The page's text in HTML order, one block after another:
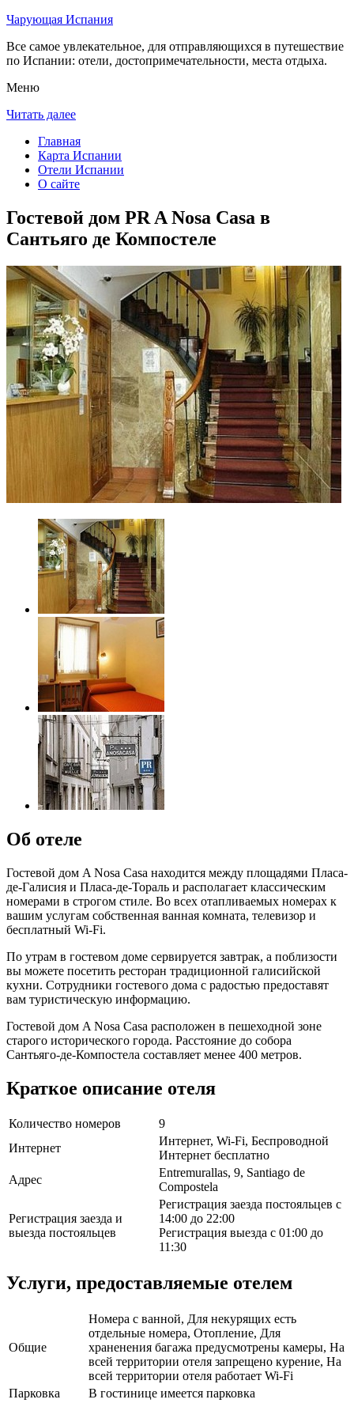
Чарующая Испания
Все самое увлекательное, для отправляющихся в путешествие
по Испании: отели, достопримечательности, места отдыха.
Меню
Читать далее
Главная
Карта Испании
Отели Испании
О сайте
Гостевой дом PR A Nosa Casa в
Сантьяго де Компостеле
Об отеле
Гостевой дом A Nosa Casa находится между площадями Пласа-
де-Галисия и Пласа-де-Тораль и располагает классическим
номерами в строгом стиле. Во всех отапливаемых номерах к
вашим услугам собственная ванная комната, телевизор и
бесплатный Wi-Fi.
По утрам в гостевом доме сервируется завтрак, а поблизости
вы можете посетить ресторан традиционной галисийской
кухни. Сотрудники гостевого дома с радостью предоставят
вам туристическую информацию.
Гостевой дом A Nosa Casa расположен в пешеходной зоне
старого исторического города. Расстояние до собора
Сантьяго-де-Компостела составляет менее 400 метров.
Краткое описание отеля
Количество номеров
9
Интернет
Интернет, Wi-Fi, Беспроводной
Интернет бесплатно
Адрес
Entremurallas, 9, Santiago de
Compostela
Регистрация заезда и
выезда постояльцев
Регистрация заезда постояльцев с
14:00 до 22:00
Регистрация выезда с 01:00 до
11:30
Услуги, предоставляемые отелем
Общие
Номера с ванной, Для некурящих есть
отдельные номера, Отопление, Для
храненения багажа предусмотрены камеры, На
всей территории отеля запрещено курение, На
всей территории отеля работает Wi-Fi
Парковка
В гостинице имеется парковка